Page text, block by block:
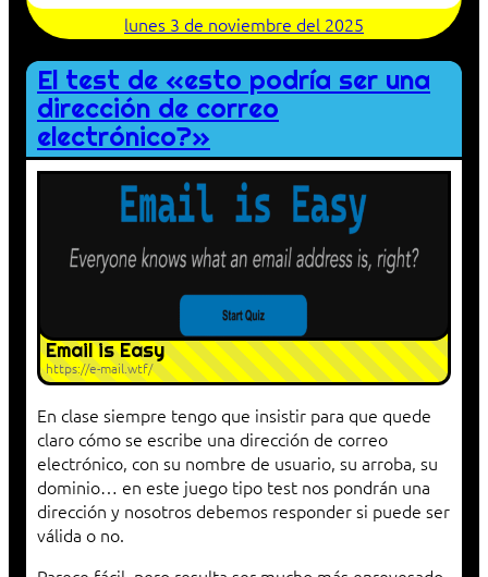
lunes 3 de noviembre del 2025
El test de «esto podría ser una
dirección de correo
electrónico?»
Email is Easy
https://e-mail.wtf/
En clase siempre tengo que insistir para que quede
claro cómo se escribe una dirección de correo
electrónico, con su nombre de usuario, su arroba, su
dominio… en este juego tipo test nos pondrán una
dirección y nosotros debemos responder si puede ser
válida o no.